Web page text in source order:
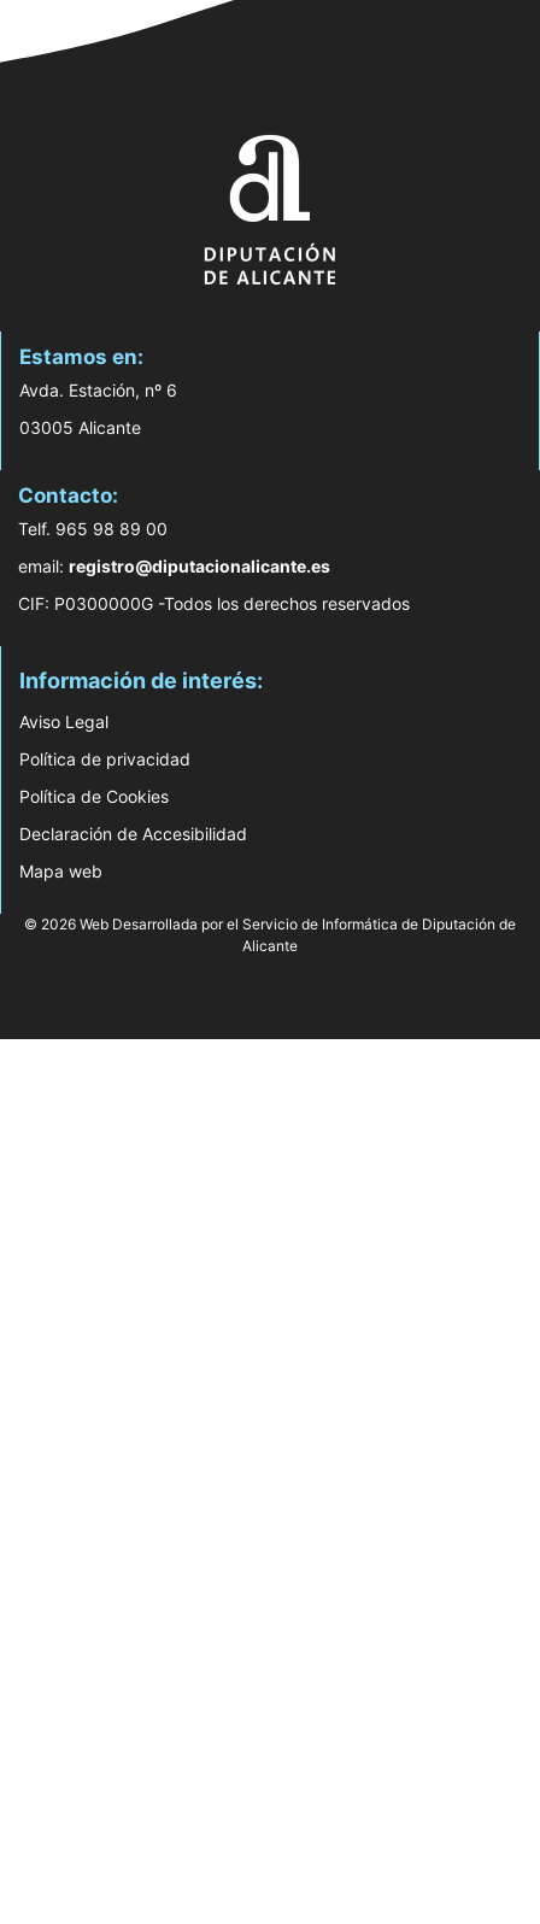
Estamos en:
Avda. Estación, nº 6
03005 Alicante
Contacto:
Telf. 965 98 89 00
email: registro@diputacionalicante.es
CIF: P0300000G -Todos los derechos reservados
Información de interés:
Aviso Legal
Política de privacidad
Política de Cookies
Declaración de Accesibilidad
Mapa web
© 2026 Web Desarrollada por el Servicio de Informática de Diputación de
Alicante